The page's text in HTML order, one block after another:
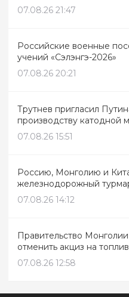
07.08.26 21:47
Российские военные
учений «Сэлэнгэ-2026»
07.08.26 20:21
Трутнев пригласил
производству катодной
07.08.26 15:51
Россию, Монголию и
железнодорожный
07.08.26 14:12
Правительство
отменить акциз на
07.08.26 12:58